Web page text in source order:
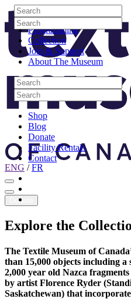
Skip to content
Visit
Programming
Collection
Join & Support
About The Museum
Search
Search
Search
Search
Shop
Blog
Donate
Facility Rentals
Contact
Youtube
Search
Search
Search
Search
Site Logo
ENG /FR
Donate
Explore the
The Textile Museum of
than 15,000 objects including
2,000 year old Nazca
by artist Florence Ryder
Saskatchewan) that